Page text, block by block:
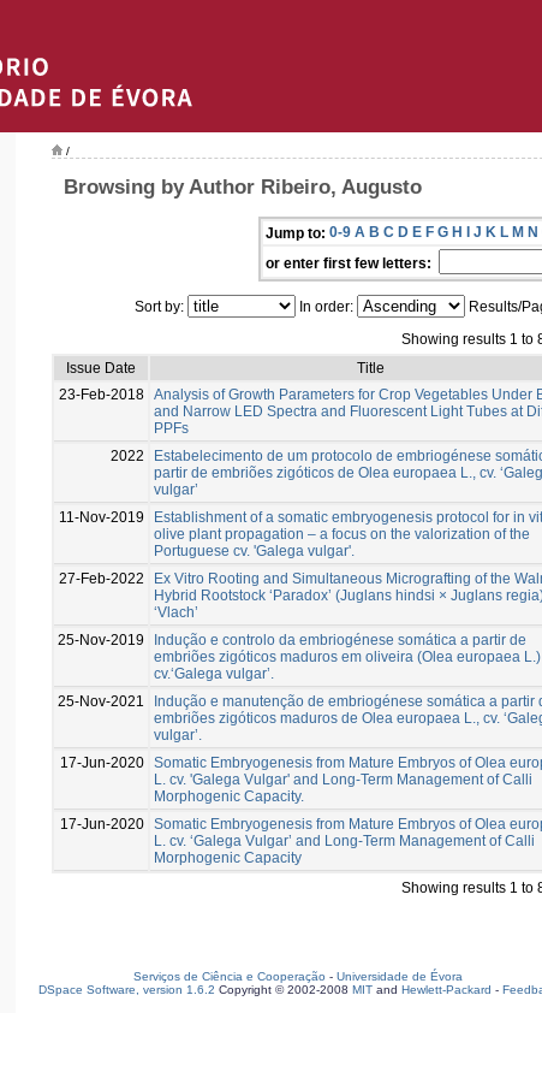
/
Browsing by Author Ribeiro, Augusto
Jump to: 0-9 A B C D E F G H I J K L M N
or enter first few letters:
Sort by: In order: Results/
Showing results 1 to
Issue Date
Title
23-Feb-2018 Analysis of Growth Parameters for Crop Vegetables Under
and Narrow LED Spectra and Fluorescent Light Tubes at
PPFs
2022
Estabelecimento de um protocolo de embriogénese
partir de embriões zigóticos de Olea europaea L., cv.
vulgar’
11-Nov-2019
Establishment of a somatic embryogenesis protocol for in
olive plant propagation – a focus on the valorization of the
Portuguese cv. 'Galega vulgar'.
27-Feb-2022
Ex Vitro Rooting and Simultaneous Micrografting of the
Hybrid Rootstock ‘Paradox’ (Juglans hindsi × Juglans
‘Vlach’
25-Nov-2019
Indução e controlo da embriogénese somática a partir de
embriões zigóticos maduros em oliveira (Olea europaea L.)
cv.‘Galega vulgar’.
25-Nov-2021
Indução e manutenção de embriogénese somática a partir
embriões zigóticos maduros de Olea europaea L., cv.
vulgar’.
17-Jun-2020 Somatic Embryogenesis from Mature Embryos of Olea
L. cv. 'Galega Vulgar' and Long-Term Management of Calli
Morphogenic Capacity.
17-Jun-2020 Somatic Embryogenesis from Mature Embryos of Olea
L. cv. ‘Galega Vulgar’ and Long-Term Management of Calli
Morphogenic Capacity
Showing results 1 to
Serviços de Ciência e Cooperação - Universidade de Évora
DSpace Software, version 1.6.2 Copyright © 2002-2008 MIT and Hewlett-Packard -